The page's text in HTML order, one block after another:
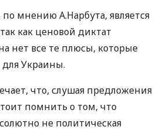
мнению А.Нарбута, является
как ценовой диктат
нет все те плюсы, которые
Украины.
что, слушая предложения
помнить о том, что
не политическая